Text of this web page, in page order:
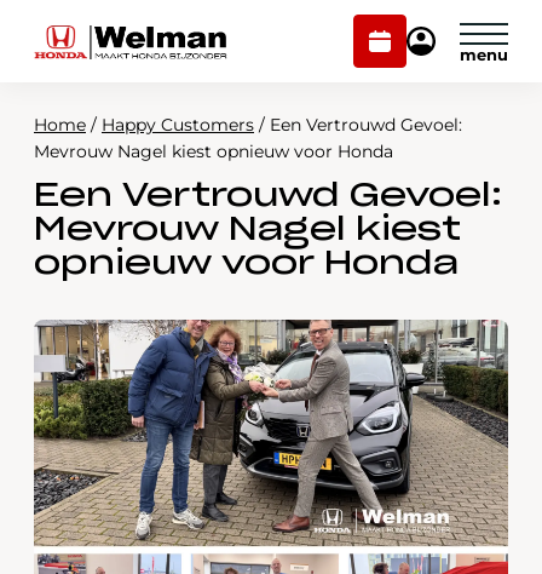
Plan
onderhoud
Mijn
Modellen
Voorraad
Onderhoud en service
Over ons
Webshop
Contact
Plan onderhoud
Mijn Honda Welman
Home / Happy Customers / Een Vertrouwd Gevoel:
Mevrouw Nagel kiest opnieuw voor Honda
Een Vertrouwd Gevoel:
Mevrouw Nagel kiest
opnieuw voor Honda